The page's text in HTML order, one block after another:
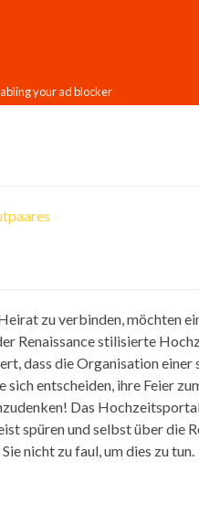
zu verbinden, möchten
Renaissance stilisierte
dass die Organisation
entscheiden, ihre Feier
Das
spüren und selbst über die
nicht zu faul, um dies zu tun.